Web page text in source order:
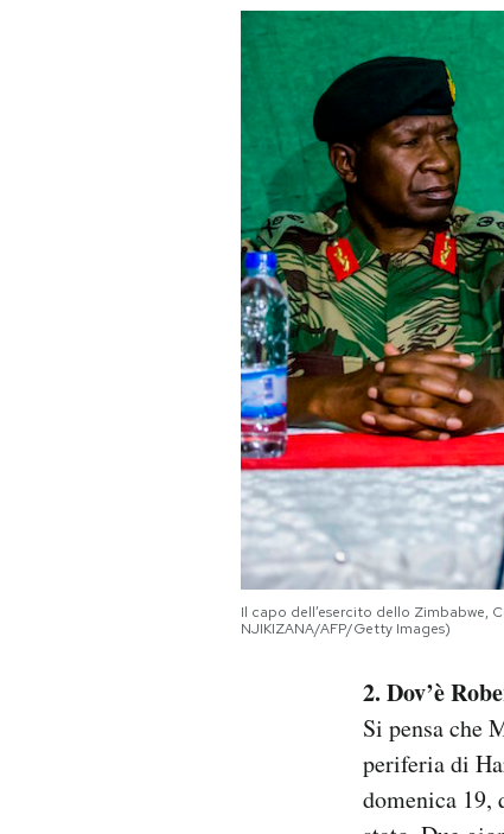
Il capo dell’esercito dello Zimbabwe,
NJIKIZANA/AFP/Getty Images)
2. Dov’è
Si pensa che
periferia di
domenica 19,